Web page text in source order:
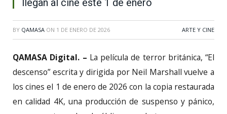
BY QAMASA ON 1 DE ENERO DE 2026 ARTE Y CINE
QAMASA Digital. – La película de terror británica, “El
descenso” escrita y dirigida por Neil Marshall vuelve a
los cines el 1 de enero de 2026 con la copia restaurada
en calidad 4K, una producción de suspenso y pánico,